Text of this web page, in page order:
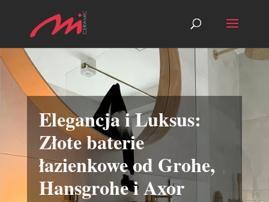
Elegancja i Luksus:
Złote baterie
łazienkowe od Grohe,
Hansgrohe i Axor